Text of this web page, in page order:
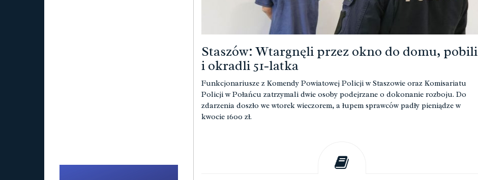
Staszów: Wtargnęli przez okno do domu, pobili
i okradli 51-latka
Funkcjonariusze z Komendy Powiatowej Policji w Staszowie oraz Komisariatu
Policji w Połańcu zatrzymali dwie osoby podejrzane o dokonanie rozboju. Do
zdarzenia doszło we wtorek wieczorem, a łupem sprawców padły pieniądze w
kwocie 1600 zł.